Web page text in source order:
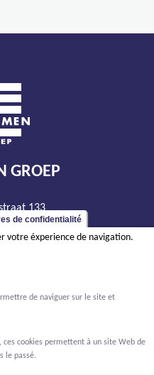
GROEP
133
965
Malines
de confidentialité
votre éxperience de navigation.
de naviguer sur le site et
cookies permettent à un site Web de
le passé.